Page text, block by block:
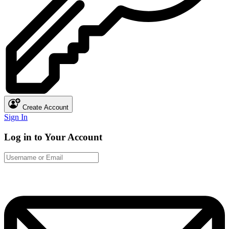
Create Account
Sign In
Log in to Your Account